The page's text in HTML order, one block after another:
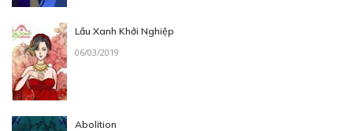
Lầu Xanh Khởi Nghiệp
06/03/2019
Abolition